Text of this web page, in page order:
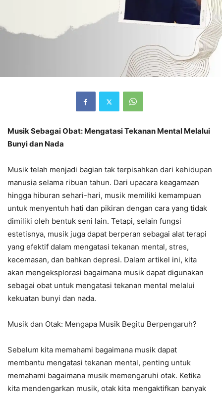
Musik Sebagai Obat: Mengatasi Tekanan Mental Melalui
Bunyi dan Nada
Musik telah menjadi bagian tak terpisahkan dari kehidupan
manusia selama ribuan tahun. Dari upacara keagamaan
hingga hiburan sehari-hari, musik memiliki kemampuan
untuk menyentuh hati dan pikiran dengan cara yang tidak
dimiliki oleh bentuk seni lain. Tetapi, selain fungsi
estetisnya, musik juga dapat berperan sebagai alat terapi
yang efektif dalam mengatasi tekanan mental, stres,
kecemasan, dan bahkan depresi. Dalam artikel ini, kita
akan mengeksplorasi bagaimana musik dapat digunakan
sebagai obat untuk mengatasi tekanan mental melalui
kekuatan bunyi dan nada.
Musik dan Otak: Mengapa Musik Begitu Berpengaruh?
Sebelum kita memahami bagaimana musik dapat
membantu mengatasi tekanan mental, penting untuk
memahami bagaimana musik memengaruhi otak. Ketika
kita mendengarkan musik, otak kita mengaktifkan banyak